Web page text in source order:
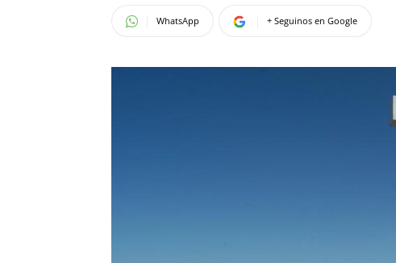
WhatsApp + Seguinos en Google